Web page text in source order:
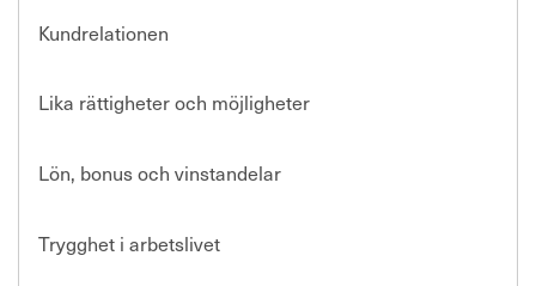
Kundrelationen
Lika rättigheter och möjligheter
Lön, bonus och vinstandelar
Trygghet i arbetslivet